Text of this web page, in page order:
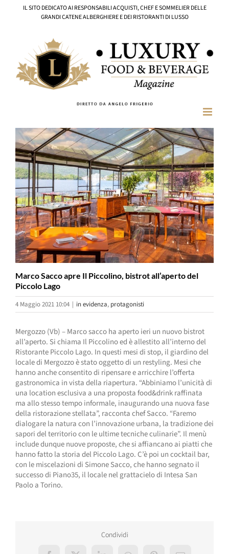
IL SITO DEDICATO AI RESPONSABILI ACQUISTI, CHEF E SOMMELIER DELLE
GRANDI CATENE ALBERGHIERE E DEI RISTORANTI DI LUSSO
Ingrandisci
immagine
Marco Sacco apre Il Piccolino, bistrot all’aperto del
Piccolo Lago
4 Maggio 2021 10:04 | in evidenza, protagonisti
Mergozzo (Vb) – Marco sacco ha aperto ieri un nuovo bistrot
all’aperto. Si chiama Il Piccolino ed è allestito all’interno del
Ristorante Piccolo Lago. In questi mesi di stop, il giardino del
locale di Mergozzo è stato oggetto di un restyling. Mesi che
hanno anche consentito di ripensare e arricchire l’offerta
gastronomica in vista della riapertura. “Abbiniamo l’unicità di
una location esclusiva a una proposta food&drink raffinata
ma allo stesso tempo informale, inaugurando una nuova fase
della ristorazione stellata”, racconta chef Sacco. “Faremo
dialogare la natura con l’innovazione urbana, la tradizione dei
sapori del territorio con le ultime tecniche culinarie”. Il menù
include dunque nuove proposte, che si affiancano ai piatti che
hanno fatto la storia del Piccolo Lago. C’è poi un cocktail bar,
con le miscelazioni di Simone Sacco, che hanno segnato il
successo di Piano35, il locale nel grattacielo di Intesa San
Paolo a Torino.
Condividi